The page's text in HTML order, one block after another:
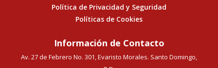
Política de Privacidad y Seguridad
Políticas de Cookies
Información de Contacto
Av. 27 de Febrero No. 301, Evaristo Morales. Santo Domingo,